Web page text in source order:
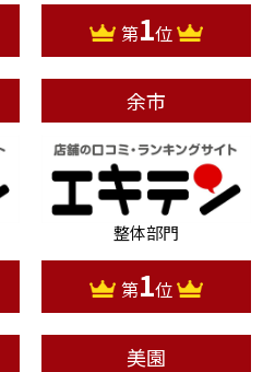
第1位
余市
整体部門
第1位
美園